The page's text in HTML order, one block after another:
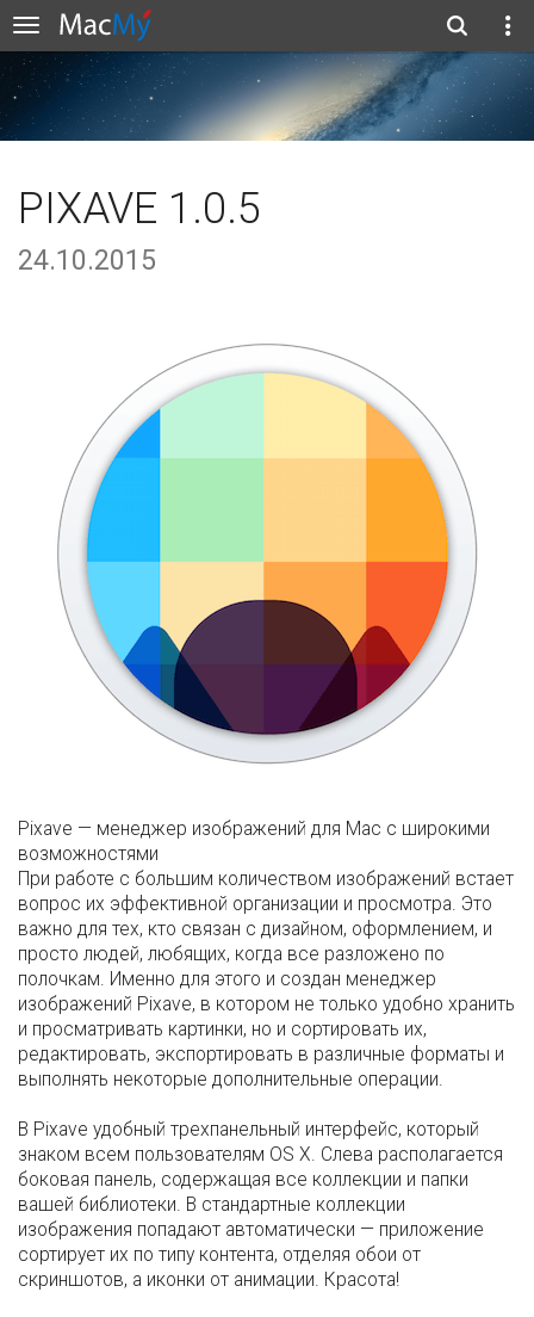
PIXAVE 1.0.5
24.10.2015
Pixave — менеджер изображений для Mac с широкими
возможностями
При работе с большим количеством изображений встает
вопрос их эффективной организации и просмотра. Это
важно для тех, кто связан с дизайном, оформлением, и
просто людей, любящих, когда все разложено по
полочкам. Именно для этого и создан менеджер
изображений Pixave, в котором не только удобно хранить
и просматривать картинки, но и сортировать их,
редактировать, экспортировать в различные форматы и
выполнять некоторые дополнительные операции.
В Pixave удобный трехпанельный интерфейс, который
знаком всем пользователям OS X. Слева располагается
боковая панель, содержащая все коллекции и папки
вашей библиотеки. В стандартные коллекции
изображения попадают автоматически — приложение
сортирует их по типу контента, отделяя обои от
скриншотов, а иконки от анимации. Красота!